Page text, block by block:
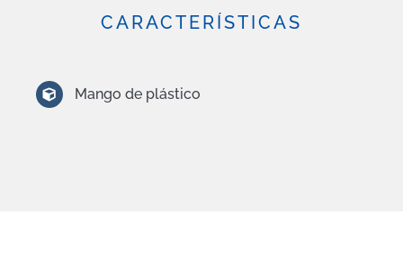
CARACTERÍSTICAS
Mango de plástico